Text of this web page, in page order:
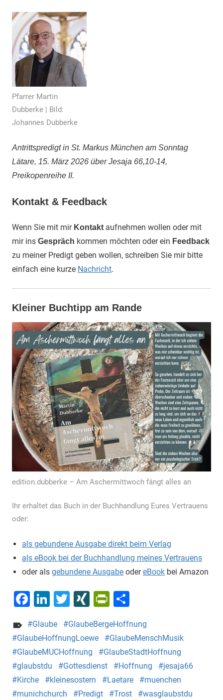
Pfarrer Martin
Dubberke | Bild:
Johannes Dubberke
Antrittspredigt in St. Markus München am Sonntag
Lätare, 15. März 2026 über Jesaja 66,10-14,
Preikopenreihe II.
Kontakt & Feedback
Wenn Sie mit mir Kontakt aufnehmen wollen oder mit
mir ins Gespräch kommen möchten oder ein Feedback
zu meiner Predigt geben wollen, schreiben Sie mir bitte
einfach eine kurze Nachricht.
Kleiner Buchtipp am Rande
edition.dubberke – Am Aschermittwoch fängt alles an
Ihr erhaltet das Buch in der Buchhandlung Eures Vertrauens
oder:
als gebundene Ausgabe direkt beim Verlag
als eBook bei der Buchhandlung meines Vertrauens
oder als gebundene Ausgabe odereBook bei Amazon
Facebook
LinkedIn
Twitter
XINGPrintFriendly
Glaube
GlaubeBergeHoffnung
GlaubeHoffnungLoewe
GlaubeMenschMusik
GlaubeMUCHoffnung
GlaubeStadtHoffnung
glaubstdu
Gottesdienst Hoffnung
jesaja66
Kirche
kleinesostern Laetare
muenchen
munichchurch
Predigt Trost wasglaubstdu